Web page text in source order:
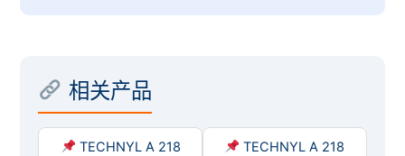
相关产品
TECHNYL A 218
TECHNYL A 218